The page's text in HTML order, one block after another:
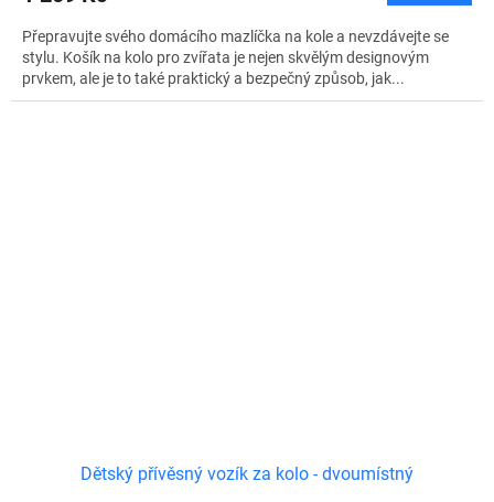
Přepravujte svého domácího mazlíčka na kole a nevzdávejte se
stylu. Košík na kolo pro zvířata je nejen skvělým designovým
prvkem, ale je to také praktický a bezpečný způsob, jak...
Dětský přívěsný vozík za kolo - dvoumístný